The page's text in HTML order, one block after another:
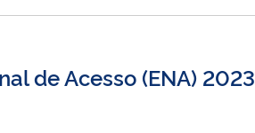
de Acesso (ENA) 2023